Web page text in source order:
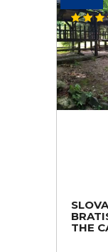
THE